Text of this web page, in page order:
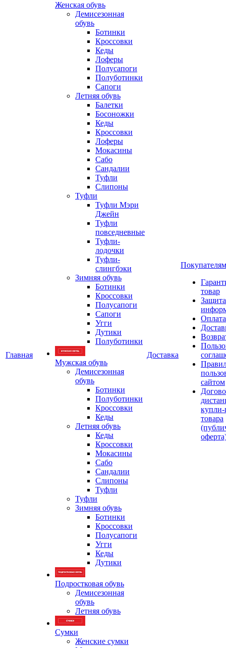
Главная
Женская обувь
Демисезонная
обувь
Ботинки
Кроссовки
Кеды
Лоферы
Полусапоги
Полуботинки
Сапоги
Летняя обувь
Балетки
Босоножки
Кеды
Кроссовки
Лоферы
Мокасины
Сабо
Сандалии
Туфли
Слипоны
Туфли
Туфли Мэри
Джейн
Туфли
повседневные
Туфли-
лодочки
Туфли-
слингбэки
Зимняя обувь
Ботинки
Кроссовки
Полусапоги
Сапоги
Угги
Дутики
Полуботинки
Мужская обувь
Демисезонная
обувь
Ботинки
Полуботинки
Кроссовки
Кеды
Летняя обувь
Кеды
Кроссовки
Мокасины
Сабо
Сандалии
Слипоны
Туфли
Туфли
Зимняя обувь
Ботинки
Кроссовки
Полусапоги
Угги
Кеды
Дутики
Подростковая обувь
Демисезонная
обувь
Летняя обувь
Сумки
Женские сумки
Доставка
Покупателям
товар
Защита
Оплата
сайтом
товара